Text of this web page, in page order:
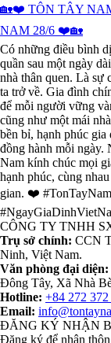
🏡❤️ TÔN TÂY
NAM 28/6 ❤️🏡
Có những điều bình
quần sau một ngày
nhà thân quen. Là sự
ta trở về. Gia đình
để mỗi người vững
cũng như một mái
bền bỉ, hạnh phúc
đồng hành mỗi
Nam kính chúc mọi
hạnh phúc, cùng
gian. ❤️
CÔNG TY TNHH
Trụ sở chính: CCN
Ninh, Việt Nam.
Văn phòng đại diện:
Đông Tây, Xã Nhà
Hotline: +84 272
Email:
ĐĂNG KÝ NHẬN
Đăng ký để nhận